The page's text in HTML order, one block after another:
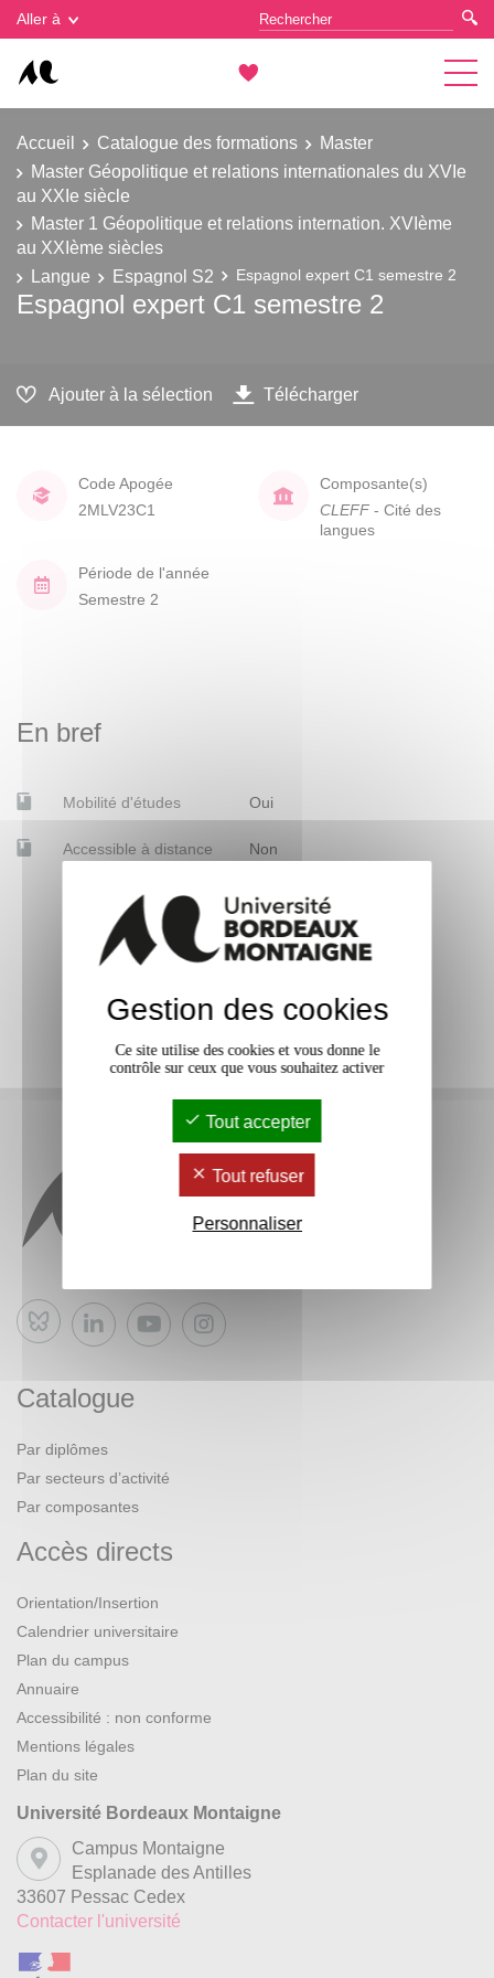
Aller à
Accueil Catalogue des formations
Master
Master Géopolitique et relations internationales du XVIe
au XXIe siècle
Master 1 Géopolitique et relations internation. XVIème
au XXIème siècles
Langue
Espagnol S2 Espagnol expert C1 semestre 2
Espagnol expert C1 semestre 2
Ajouter à la sélection Télécharger
Code Apogée
2MLV23C1
Composante(s)
CLEFF - Cité des
langues
Période de l'année
Semestre 2
En bref
Mobilité d'études Oui
Accessible à distance Non
Bluesky
Catalogue
Par diplômes
Par secteurs d’activité
Par composantes
Accès directs
Orientation/Insertion
Calendrier universitaire
Plan du campus
Annuaire
Accessibilité : non conforme
Mentions légales
Plan du site
Université Bordeaux Montaigne
Campus Montaigne
Esplanade des Antilles
33607 Pessac Cedex
Contacter l'université
Gestion des cookies
Gestion des cookies
Ce site utilise des cookies et vous donne le
contrôle sur ceux que vous souhaitez activer
Tout accepter
Tout refuser
Personnaliser